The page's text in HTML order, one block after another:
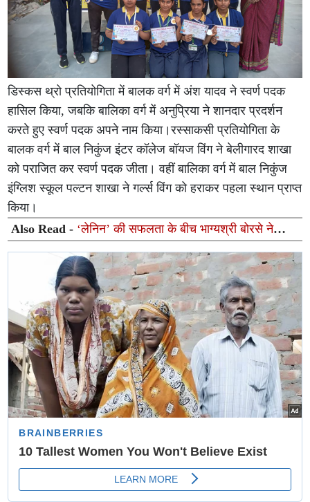
डिस्कस थ्रो प्रतियोगिता में बालक वर्ग में अंश यादव ने स्वर्ण पदक
हासिल किया, जबकि बालिका वर्ग में अनुप्रिया ने शानदार प्रदर्शन
करते हुए स्वर्ण पदक अपने नाम किया।रस्साकसी प्रतियोगिता के
बालक वर्ग में बाल निकुंज इंटर कॉलेज बॉयज विंग ने बेलीगारद शाखा
को पराजित कर स्वर्ण पदक जीता। वहीं बालिका वर्ग में बाल निकुंज
इंग्लिश स्कूल पल्टन शाखा ने गर्ल्स विंग को हराकर पहला स्थान प्राप्त
किया।
Also Read - ‘लेनिन’ की सफलता के बीच भाग्यश्री बोरसे ने
जाहिर की दिल की ख्वाहिश, इस साउथ सुपरस्टार के साथ जाना
चाहती हैं डिनर डेट पर